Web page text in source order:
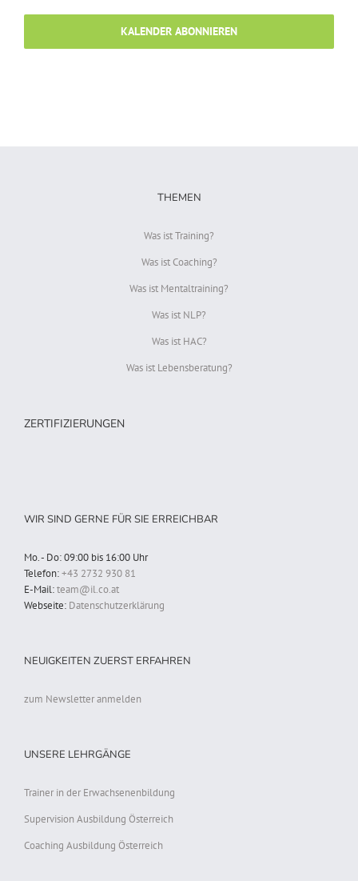
KALENDER ABONNIEREN
THEMEN
Was ist Training?
Was ist Coaching?
Was ist Mentaltraining?
Was ist NLP?
Was ist HAC?
Was ist Lebensberatung?
ZERTIFIZIERUNGEN
WIR SIND GERNE FÜR SIE ERREICHBAR
Mo. - Do: 09:00 bis 16:00 Uhr
Telefon:+43 2732 930 81
E-Mail:team@il.co.at
Webseite: Datenschutzerklärung
NEUIGKEITEN ZUERST ERFAHREN
zum Newsletter anmelden
UNSERE LEHRGÄNGE
Trainer in der Erwachsenenbildung
Supervision Ausbildung Österreich
Coaching Ausbildung Österreich